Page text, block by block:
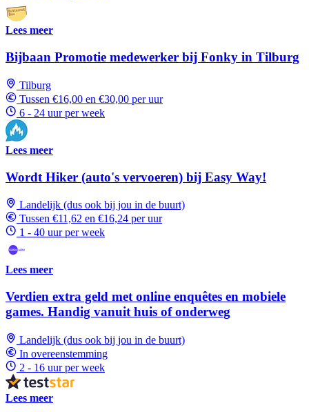
Lees meer
Bijbaan Promotie medewerker bij Fonky in Tilburg
Tilburg
Tussen €16,00 en €30,00 per uur
6 - 24 uur per week
Lees meer
Wordt Hiker (auto's vervoeren) bij Easy Way!
Landelijk (dus ook bij jou in de buurt)
Tussen €11,62 en €16,24 per uur
1 - 40 uur per week
Lees meer
Verdien extra geld met online enquêtes en mobiele
games. Handig vanuit huis of onderweg
Landelijk (dus ook bij jou in de buurt)
In overeenstemming
2 - 16 uur per week
Lees meer